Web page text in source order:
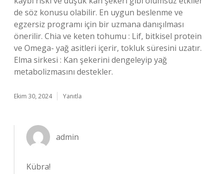
de söz konusu olabilir. En uygun beslenme ve
egzersiz programı için bir uzmana danışılması
önerilir. Chia ve keten tohumu : Lif, bitkisel protein
ve Omega- yağ asitleri içerir, tokluk süresini uzatır.
Elma sirkesi : Kan şekerini dengeleyip yağ
metabolizmasını destekler.
Ekim 30, 2024 Yanıtla
admin
Kübra!